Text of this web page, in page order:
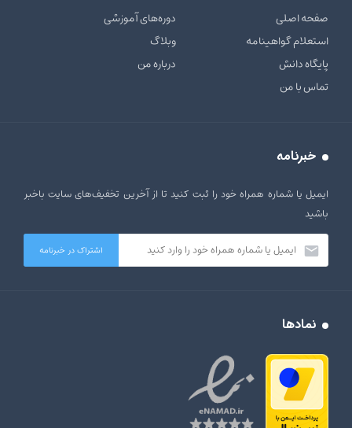
صفحه اصلی
دوره‌های آموزشی
استعلام گواهینامه
وبلاگ
پایگاه دانش
درباره من
تماس با من
خبرنامه
ایمیل یا شماره همراه خود را ثبت کنید تا از آخرین تخفیف‌های سایت باخبر
باشید
نمادها